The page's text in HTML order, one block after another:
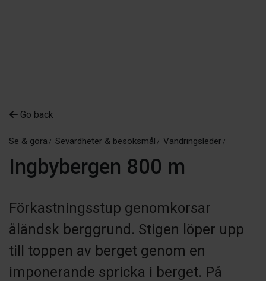
Go back
Se & göra Sevärdheter & besöksmål Vandringsleder
Ingbybergen 800 m
Förkastningsstup genomkorsar
åländsk berggrund. Stigen löper upp
till toppen av berget genom en
imponerande spricka i berget. På